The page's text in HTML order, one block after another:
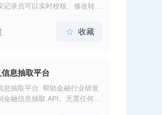
记录员可以实时校核、修改转写
定位会议视频和录音的节点。
 收藏
息抽取平台
息抽取平台 帮助金融行业研发
金融信息抽取 API。无需任何